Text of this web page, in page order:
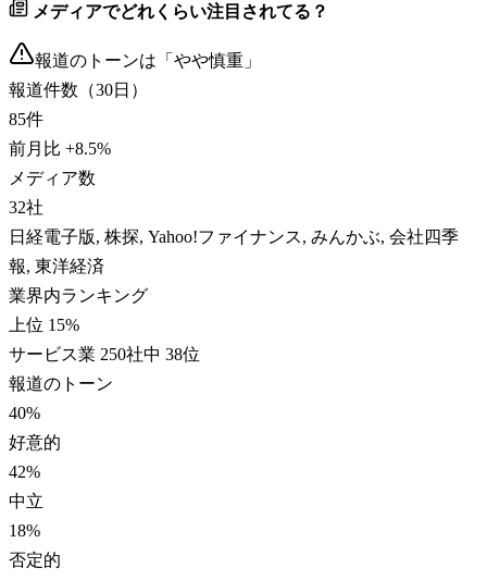
メディアでどれくらい注目されてる？
報道のトーンは「 やや慎重 」
報道件数（30日）
85件
前月比 +8.5%
メディア数
32社
日経電子版, 株探, Yahoo!ファイナンス, みんかぶ, 会社四季
報, 東洋経済
業界内ランキング
上位 15%
サービス業 250社中 38位
報道のトーン
40%
好意的
42%
中立
18%
否定的